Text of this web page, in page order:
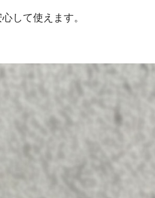
して使えます。